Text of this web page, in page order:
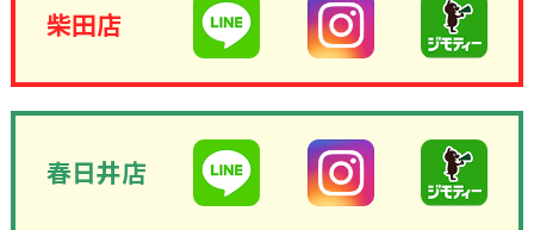
柴田店
春日井店